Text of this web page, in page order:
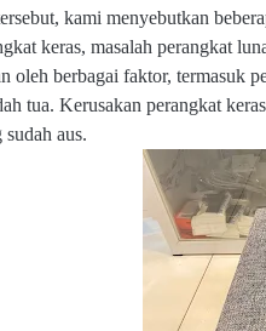
kami menyebutkan
keras, masalah perangkat
oleh berbagai faktor, termasuk
tua. Kerusakan perangkat
aus.